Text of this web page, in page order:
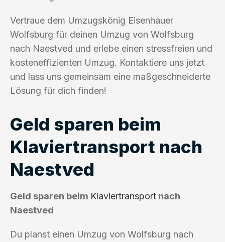
Vertraue dem Umzugskönig Eisenhauer
Wolfsburg für deinen Umzug von Wolfsburg
nach Naestved und erlebe einen stressfreien und
kosteneffizienten Umzug. Kontaktiere uns jetzt
und lass uns gemeinsam eine maßgeschneiderte
Lösung für dich finden!
Geld sparen beim
Klaviertransport nach
Naestved
Geld sparen beim Klaviertransport nach
Naestved
Du planst einen Umzug von Wolfsburg nach